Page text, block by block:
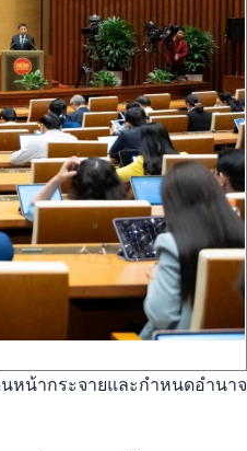
น้ากระจายและกำหนดอำนาจ